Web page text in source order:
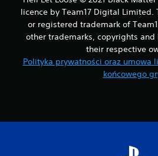
licence by Team17 Digital Limited.
or registered trademark of
other trademarks, copyrights
their respective
Polityka prywatności oraz umowa
końcowego